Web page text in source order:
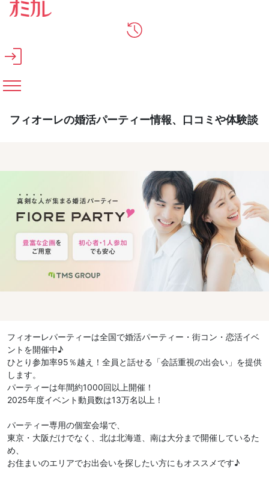
メインコンテンツへスキップ
フィオーレの婚活パーティー情報、口コミや体験談
フィオーレパーティーは全国で婚活パーティー・街コン・恋活イベ
ントを開催中♪
ひとり参加率95％越え！全員と話せる「会話重視の出会い」を提供
します。
パーティーは年間約1000回以上開催！
2025年度イベント動員数は13万名以上！
パーティー専用の個室会場で、
東京・大阪だけでなく、北は北海道、南は大分まで開催しているた
め、
お住まいのエリアでお出会いを探したい方にもオススメです♪